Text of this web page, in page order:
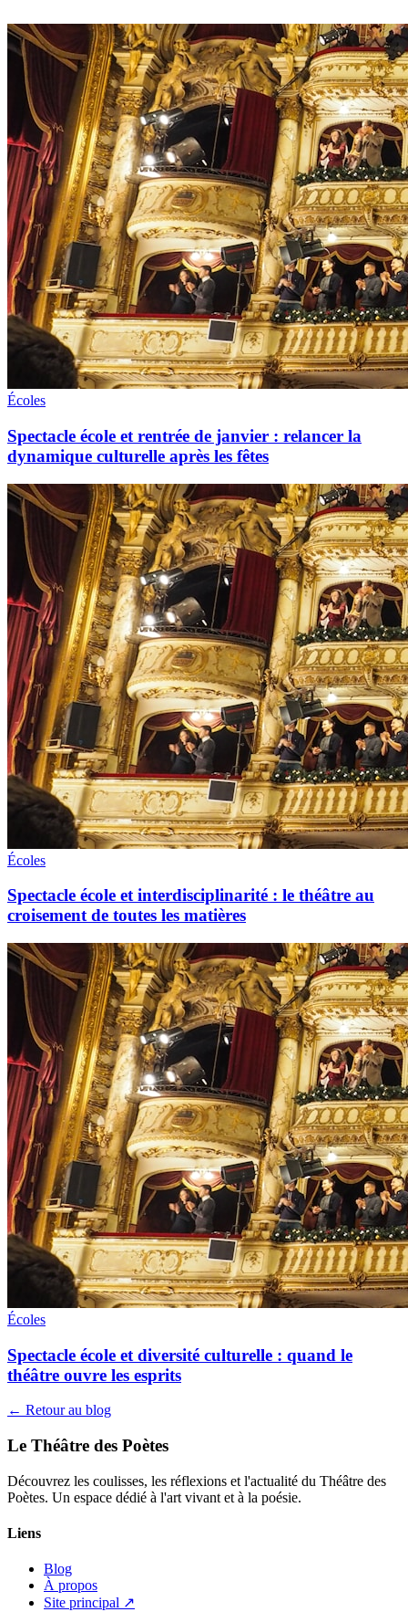
Écoles
Spectacle école et rentrée de janvier : relancer la
dynamique culturelle après les fêtes
Écoles
Spectacle école et interdisciplinarité : le théâtre au
croisement de toutes les matières
Écoles
Spectacle école et diversité culturelle : quand le
théâtre ouvre les esprits
← Retour au blog
Le Théâtre des Poètes
Découvrez les coulisses, les réflexions et l'actualité du Théâtre des
Poètes. Un espace dédié à l'art vivant et à la poésie.
Liens
Blog
À propos
Site principal ↗